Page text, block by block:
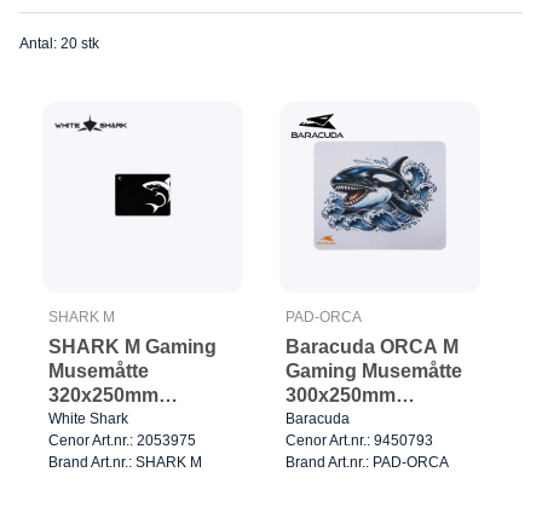
Antal: 20 stk
SHARK M
SHARK M Gaming
Musemåtte
320x250mm
Sort/Hvid
White Shark
Cenor Art.nr.: 2053975
Brand Art.nr.: SHARK M
PAD-ORCA
Baracuda ORCA M
Gaming Musemåtte
300x250mm
Sort/Rød
Baracuda
Cenor Art.nr.: 9450793
Brand Art.nr.: PAD-ORCA